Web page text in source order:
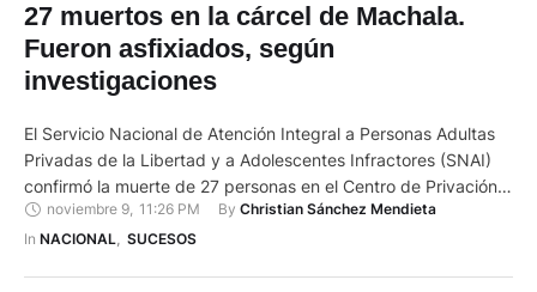
27 muertos en la cárcel de Machala.
Fueron asfixiados, según
investigaciones
El Servicio Nacional de Atención Integral a Personas Adultas
Privadas de la Libertad y a Adolescentes Infractores (SNAI)
confirmó la muerte de 27 personas en el Centro de Privación
de Libertad de Machala. Los hechos ocurrieron la tarde del
domingo, 9 de noviembre, durante una serie de incidentes
noviembre 9 11:26 PM By Christian Sánchez Mendieta
In NACIONAL, SUCESOS